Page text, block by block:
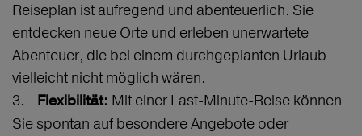
Reiseplan ist aufregend und abenteuerlich. Sie
entdecken neue Orte und erleben unerwartete
Abenteuer, die bei einem durchgeplanten Urlaub
vielleicht nicht möglich wären.
3. Flexibilität: Mit einer Last-Minute-Reise können
Sie spontan auf besondere Angebote oder